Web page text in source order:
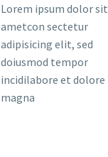
Lorem ipsum dolor sit
ametcon sectetur
adipisicing elit, sed
doiusmod tempor
incidilabore et dolore
magna